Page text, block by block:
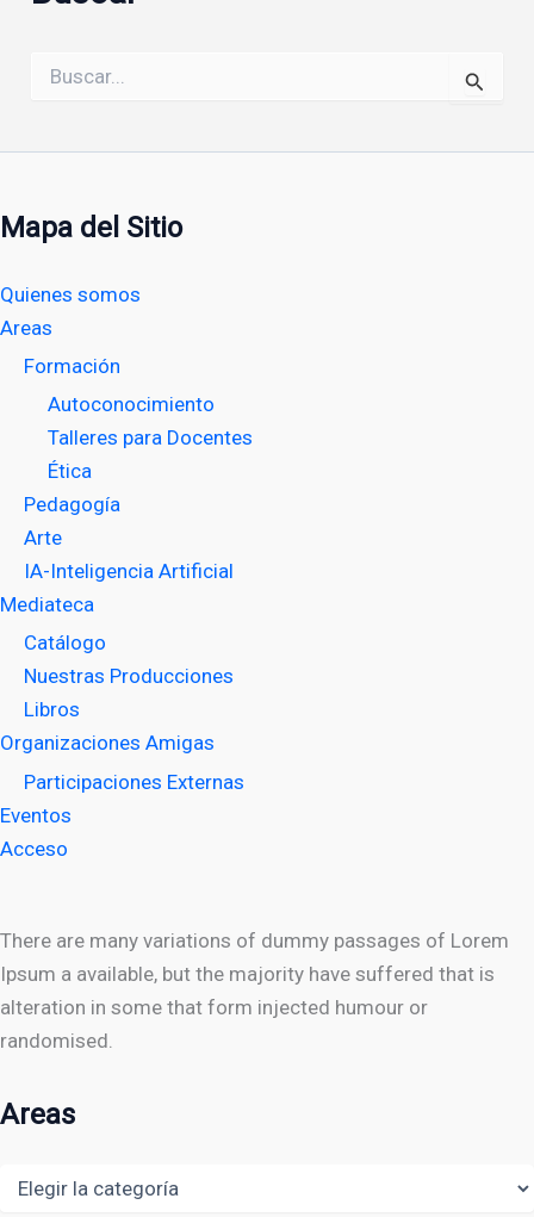
por:
Mapa del Sitio
Quienes somos
Areas
Formación
Autoconocimiento
Talleres para Docentes
Ética
Pedagogía
Arte
IA-Inteligencia Artificial
Mediateca
Catálogo
Nuestras Producciones
Libros
Organizaciones Amigas
Participaciones Externas
Eventos
Acceso
There are many variations of dummy passages of Lorem
Ipsum a available, but the majority have suffered that is
alteration in some that form injected humour or
randomised.
Areas